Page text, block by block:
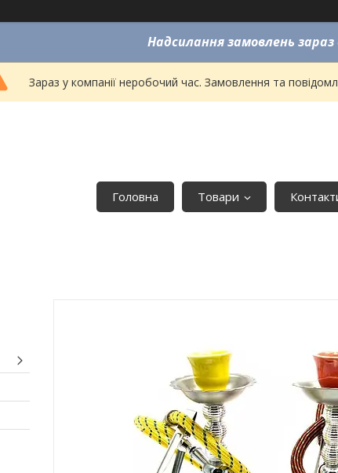
Надсилання замовлень зараз
Зараз у компанії неробочий час. Замовлення та
Головна Товари